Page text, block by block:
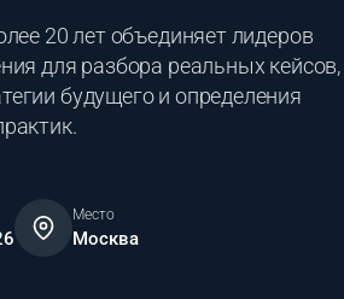
20 лет объединяет лидеров
для разбора реальных кейсов,
будущего и определения
Место
Москва